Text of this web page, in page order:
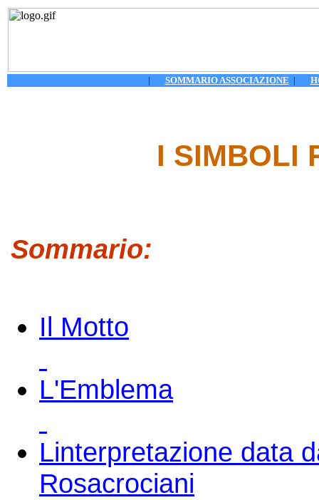
| SOMMARIO ASSOCIAZIONE |
I SIMBOLI
Sommario:
Il Motto
L'Emblema
Linterpretazione data
Rosacrociani